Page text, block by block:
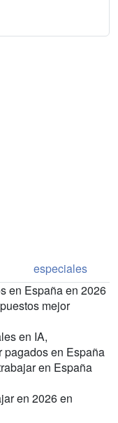
especiales
en España en 2026
mejor
en IA,
pagados en España
en España
en 2026 en